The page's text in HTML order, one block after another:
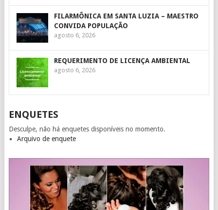
FILARMÔNICA EM SANTA LUZIA – MAESTRO
CONVIDA POPULAÇÃO
agosto 6, 2026
REQUERIMENTO DE LICENÇA AMBIENTAL
agosto 6, 2026
ENQUETES
Desculpe, não há enquetes disponíveis no momento.
Arquivo de enquete